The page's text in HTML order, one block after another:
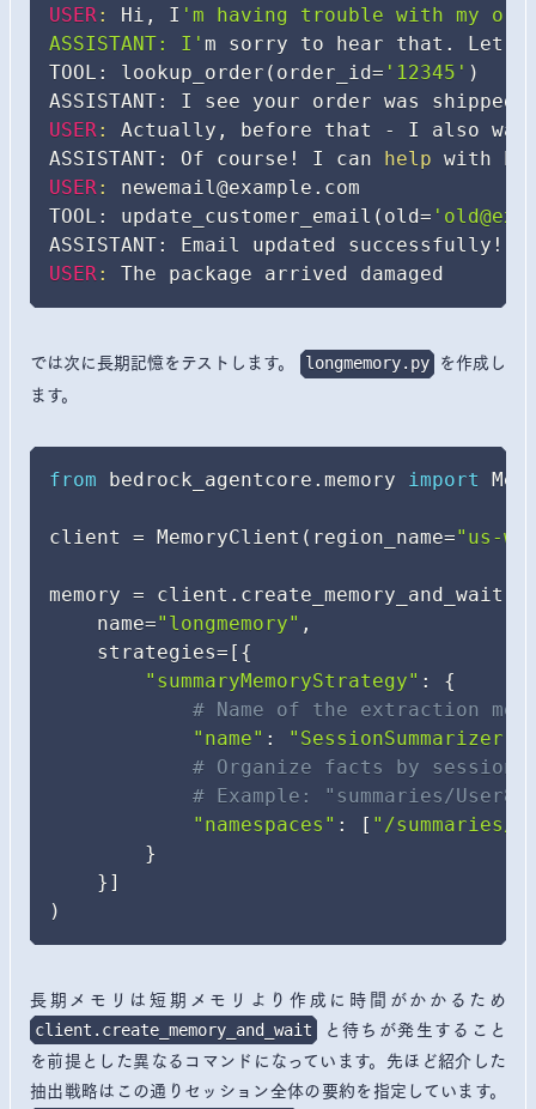
USER: Hi, I 'm having trouble with my
ASSISTANT: I' m sorry to hear that. Let
TOOL: lookup_order ( order_id= '12345' )
ASSISTANT: I see your order was shipped
USER:
Actually, before that - I also want
ASSISTANT: Of course ! I can help with
USER:
newemail@example.com
TOOL: update_customer_email ( old=
ASSISTANT: Email updated successfully !
USER: The package arrived damaged
では次に長期記憶をテストします。 longmemory.py を作成し
ます。
from bedrock_agentcore . memory import
client = MemoryClient ( region_name="us-
memory = client . create_memory_and_wait
    name
="longmemory" ,
    strategies
= [ {
"summaryMemoryStrategy" :
{
# Name of the extraction
"name" : "SessionSummarizer"
# Organize facts by
# Example: "summaries/
"namespaces" : [ "/
}
} ]
)
長期メモリは短期メモリより作成に時間がかかるため
client.create_memory_and_wait
と待ちが発生すること
を前提とした異なるコマンドになっています。先ほど紹介した
抽出戦略はこの通りセッション全体の要約を指定しています。